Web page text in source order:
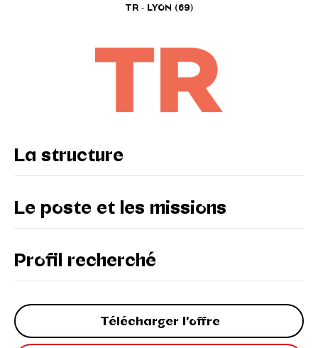
TR - LYON (69)
La structure
Le poste et les missions
Profil recherché
Télécharger l'offre